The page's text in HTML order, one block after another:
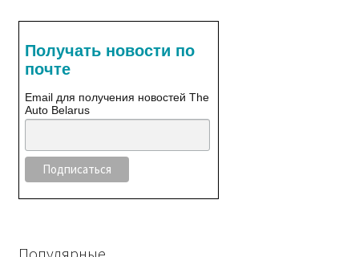
Получать новости по
почте
Email для получения новостей The
Auto Belarus